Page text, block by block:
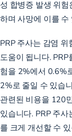
성 합병증 발생 위험
하며 사망에 이를 수
PRP 주사는 감염
도움이 됩니다.
험을 2%에서 0.6%
2%로 줄일 수 있습
관련된 비용을 120
있습니다. PRP 주
를 크게 개선할 수